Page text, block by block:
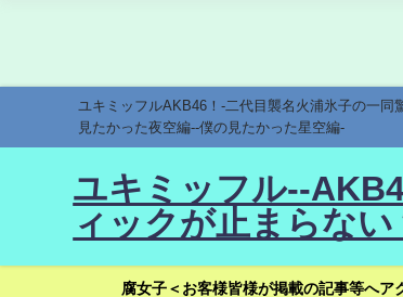
ユキミッフルAKB46！-二代目襲名火浦氷子の一
見たかった夜空編--僕の見たかった星空編-
ユキミッフル--
ィックが止まらな
腐女子＜お客様皆様が掲載の記事等へア